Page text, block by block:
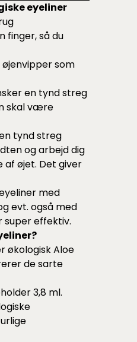
eyeliner
finger, så du
som
en tynd streg
skal være
tynd streg
og arbejd dig
af øjet. Det giver
med
evt. også med
super effektiv.
økologisk Aloe
de sarte
3,8 ml.